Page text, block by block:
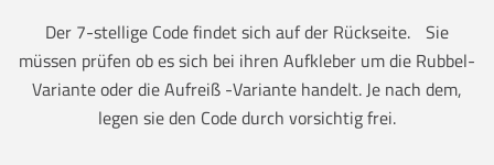
Der 7-stellige Code findet sich auf der Rückseite. Sie
müssen prüfen ob es sich bei ihren Aufkleber um die Rubbel-
Variante oder die Aufreiß -Variante handelt. Je nach dem,
legen sie den Code durch vorsichtig frei.